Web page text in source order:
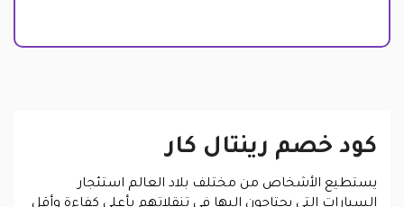
كود خصم رينتال كار
يستطيع الأشخاص من مختلف بلاد العالم استئجار